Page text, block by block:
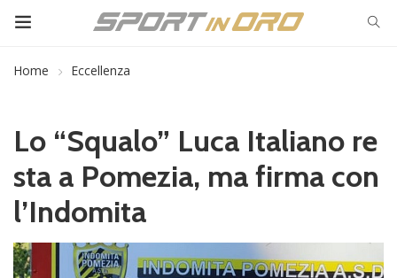
Home Eccellenza
Lo “Squalo” Luca Italiano re
sta a Pomezia, ma firma con
l’Indomita